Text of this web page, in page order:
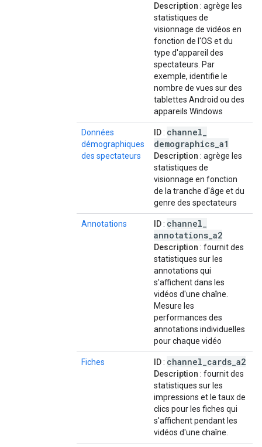
Description : agrège les
statistiques de
visionnage de vidéos en
fonction de l'OS et du
type d'appareil des
spectateurs. Par
exemple, identifie le
nombre de vues sur des
tablettes Android ou des
appareils Windows
Données
démographiques
des spectateurs
ID: channel
demographics a1
Description : agrège les
statistiques de
visionnage en fonction
de la tranche d'âge et du
genre des spectateurs
Annotations ID: channel
annotations a2
Description : fournit des
statistiques sur les
annotations qui
s'affichent dans les
vidéos d'une chaîne.
Mesure les
performances des
annotations individuelles
pour chaque vidéo
Fiches ID: channel cards a2
Description : fournit des
statistiques sur les
impressions et le taux de
clics pour les fiches qui
s'affichent pendant les
vidéos d'une chaîne.